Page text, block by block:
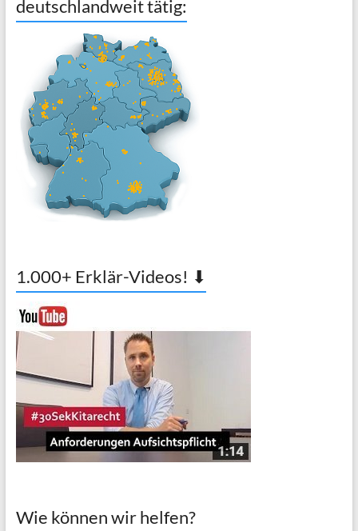
deutschlandweit tätig:
1.000+ Erklär-Videos! ⬇
Wie können wir helfen?